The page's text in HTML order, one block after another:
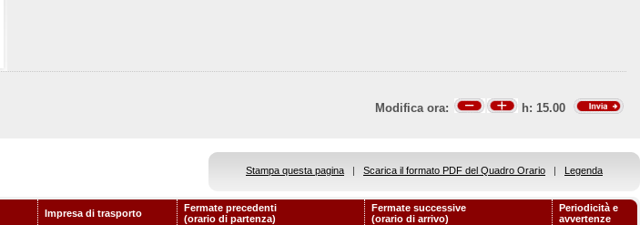
Modifica ora: h: 15.00
Stampa questa pagina | Scarica il formato PDF del Quadro Orario | Legenda
Impresa di trasporto
Fermate precedenti
(orario di partenza)
Fermate successive
(orario di arrivo)
Periodicità e
avvertenze